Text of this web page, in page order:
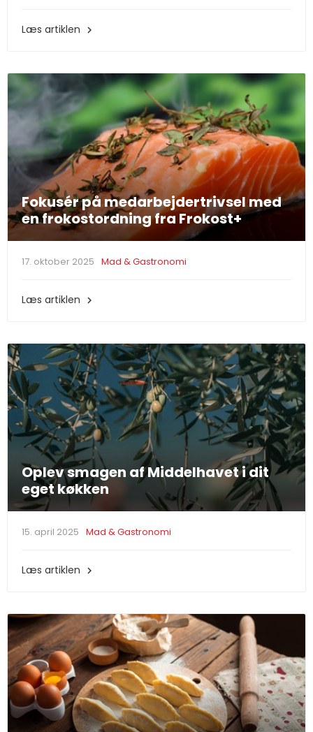
Læs artiklen 
Fokusér på medarbejdertrivsel med
en frokostordning fra Frokost+
17. oktober 2025 Mad & Gastronomi
Læs artiklen 
Oplev smagen af Middelhavet i dit
eget køkken
15. april 2025 Mad & Gastronomi
Læs artiklen 